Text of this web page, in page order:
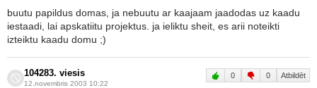
buutu papildus domas, ja nebuutu ar kaajaam jaadodas uz kaadu
iestaadi, lai apskatiitu projektus. ja ieliktu sheit, es arii noteikti
izteiktu kaadu domu ;)
104283. viesis
12.novembris 2003 10:22
0 0 Atbildēt